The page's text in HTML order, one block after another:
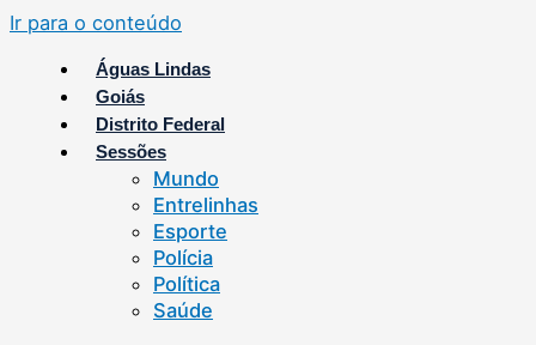
Ir para o conteúdo
Águas Lindas
Goiás
Distrito Federal
Sessões
Mundo
Entrelinhas
Esporte
Polícia
Política
Saúde